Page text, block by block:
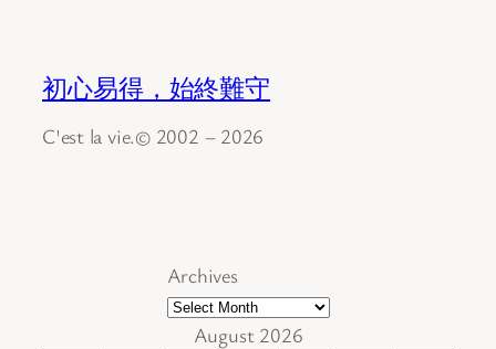
初心易得，始終難守
C'est la vie.© 2002 – 2026
Archives
August 2026